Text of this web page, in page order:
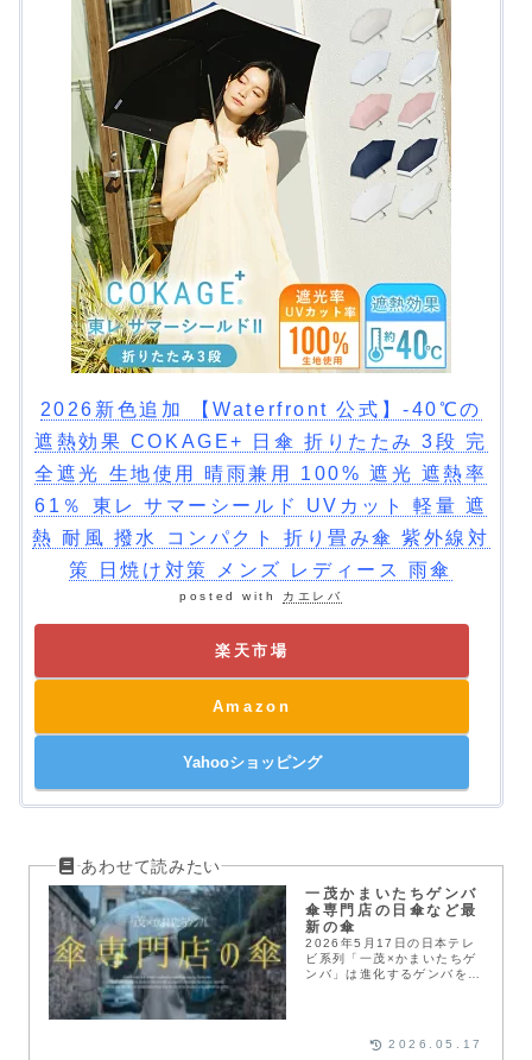
2026新色追加 【Waterfront 公式】-40℃の
遮熱効果 COKAGE+ 日傘 折りたたみ 3段 完
全遮光 生地使用 晴雨兼用 100% 遮光 遮熱率
61％ 東レ サマーシールド UVカット 軽量 遮
熱 耐風 撥水 コンパクト 折り畳み傘 紫外線対
策 日焼け対策 メンズ レディース 雨傘
posted with カエレバ
楽天市場
Amazon
Yahooショッピング
一茂かまいたちゲンバ
傘専門店の日傘など最
新の傘
2026年5月17日の日本テレ
ビ系列「一茂×かまいたちゲ
ンバ」は進化するゲンバを特
傘など高機能傘...
2026.05.17